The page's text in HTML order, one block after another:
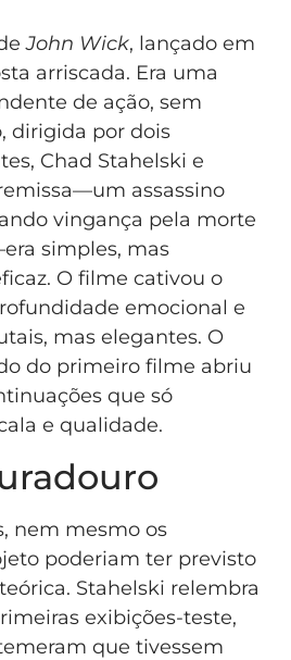
John Wick, lançado em
arriscada. Era uma
de ação, sem
dirigida por dois
Chad Stahelski e
assassino
vingança pela morte
simples, mas
O filme cativou o
emocional e
mas elegantes. O
do primeiro filme abriu
que só
e qualidade.
nem mesmo os
poderiam ter previsto
Stahelski relembra
exibições-teste,
que tivessem